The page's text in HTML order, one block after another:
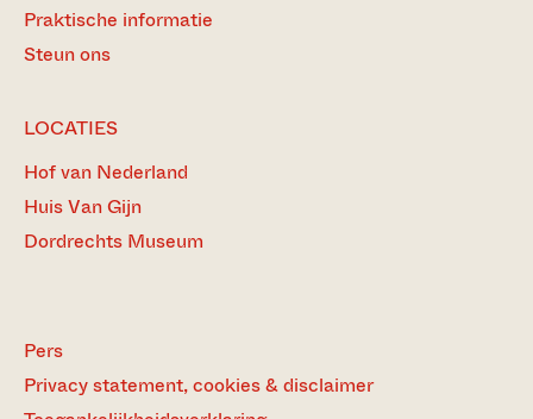
Praktische informatie
Steun ons
LOCATIES
Hof van Nederland
Huis Van Gijn
Dordrechts Museum
Pers
Privacy statement, cookies & disclaimer